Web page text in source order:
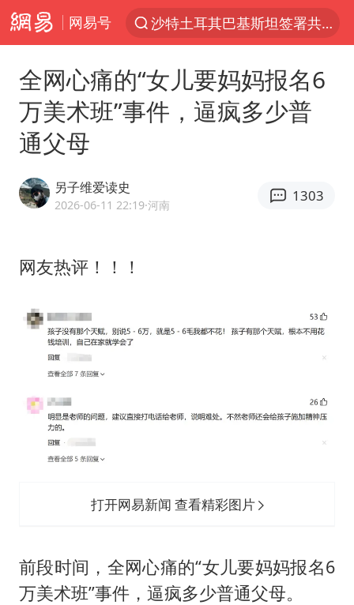
网易号
“电影+”如何激发千亿级消费新活力？
台风白海豚已进入24小时警戒线
名创优品回应女子吐槽内裤质量差
国防部：中国军队坚决反制任何闹海挑衅图谋
日本试射“战斧”导弹，国防部回应
全网心痛的“女儿要妈妈报名6
万美术班”事件，逼疯多少普
通父母
另子维爱读史
2026-06-11 22:19·河南
1303
网友热评！！！
打开网易新闻 查看精彩图片
前段时间，全网心痛的“女儿要妈妈报名6
万美术班”事件，逼疯多少普通父母。